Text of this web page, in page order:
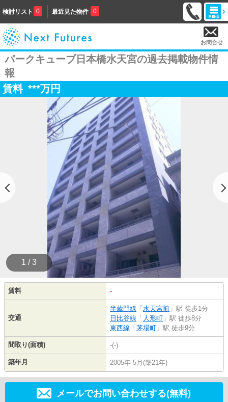
検討リスト 0 最近見た物件 0
お問合せ
パークキューブ日本橋水天宮の過去掲載物件情
報
賃料 ***万円
1 / 3
賃料 -
交通
半蔵門線 「 水天宮前 」駅 徒歩1分
日比谷線 「 人形町 」駅 徒歩8分
東西線 「 茅場町 」駅 徒歩9分
間取り(面積) -(-)
築年月 2005年 5月(築21年)
メールでお問い合わせする(無料)